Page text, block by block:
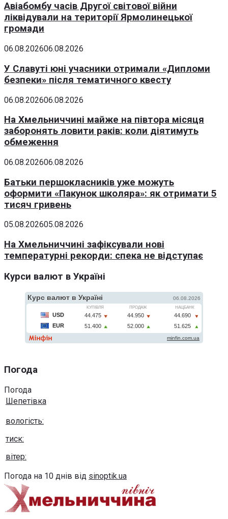
Авіабомбу часів Другої світової війни
ліквідували на території Ярмолинецької
громади
06.08.202606.08.2026
У Славуті юні учасники отримали «Дипломи
безпеки» після тематичного квесту
06.08.202606.08.2026
На Хмельниччині майже на півтора місяця
заборонять ловити раків: коли діятимуть
обмеження
06.08.202606.08.2026
Батьки першокласників уже можуть
оформити «Пакунок школяра»: як отримати 5
тисяч гривень
05.08.202605.08.2026
На Хмельниччині зафіксували нові
температурні рекорди: спека не відступає
Курси валют в Україні
Погода
Погода
Шепетівка
вологість:
тиск:
вітер:
Погода на 10 днів від sinoptik.ua